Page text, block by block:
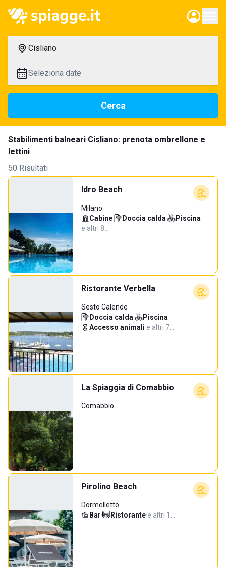
Cisliano
Seleziona date
Cerca
Stabilimenti balneari Cisliano: prenota ombrellone e
lettini
50 Risultati
Idro Beach
Milano
Cabine· Doccia calda· Piscina·
e altri 8…
Ristorante Verbella
Sesto Calende
Doccia calda· Piscina·
Accesso animali·e altri 7…
La Spiaggia di Comabbio
Comabbio
Pirolino Beach
Dormelletto
Bar· Ristorante·e altri 1…